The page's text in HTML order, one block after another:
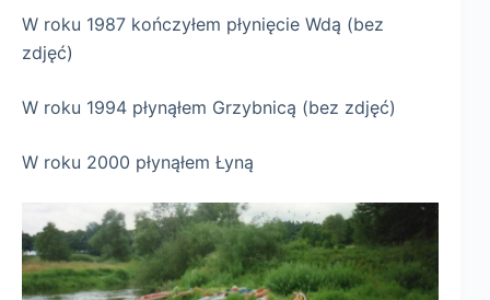
W roku 1987 kończyłem płynięcie Wdą (bez
zdjęć)
W roku 1994 płynąłem Grzybnicą (bez zdjęć)
W roku 2000 płynąłem Łyną